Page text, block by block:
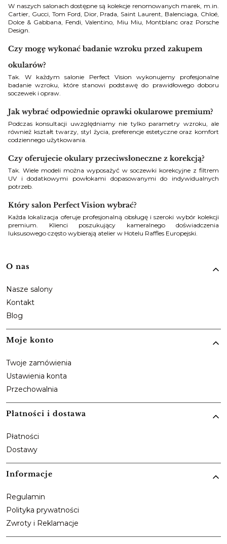
W naszych salonach dostępne są kolekcje renomowanych marek, m.in.
Cartier, Gucci, Tom Ford, Dior, Prada, Saint Laurent, Balenciaga, Chloé,
Dolce & Gabbana, Fendi, Valentino, Miu Miu, Montblanc oraz Porsche
Design.
Czy mogę wykonać badanie wzroku przed zakupem
okularów?
Tak. W każdym salonie Perfect Vision wykonujemy profesjonalne
badanie wzroku, które stanowi podstawę do prawidłowego doboru
soczewek i opraw.
Jak wybrać odpowiednie oprawki okularowe premium?
Podczas konsultacji uwzględniamy nie tylko parametry wzroku, ale
również kształt twarzy, styl życia, preferencje estetyczne oraz komfort
codziennego użytkowania.
Czy oferujecie okulary przeciwsłoneczne z korekcją?
Tak. Wiele modeli można wyposażyć w soczewki korekcyjne z filtrem
UV i dodatkowymi powłokami dopasowanymi do indywidualnych
potrzeb.
Który salon Perfect Vision wybrać?
Każda lokalizacja oferuje profesjonalną obsługę i szeroki wybór kolekcji
premium. Klienci poszukujący kameralnego doświadczenia
luksusowego często wybierają atelier w Hotelu Raffles Europejski.
Linki w stopce
O nas
Nasze salony
Kontakt
Blog
Moje konto
Twoje zamówienia
Ustawienia konta
Przechowalnia
Płatności i dostawa
Płatności
Dostawy
Informacje
Regulamin
Polityka prywatności
Zwroty i Reklamacje